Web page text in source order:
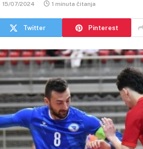
15/07/2024 1 minuta čitanja
Twitter Pinterest